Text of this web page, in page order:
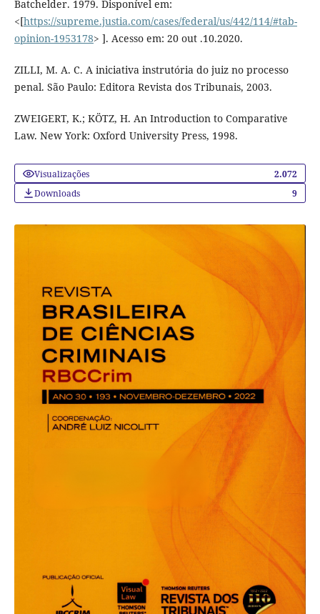
Batchelder. 1979. Disponível em:
<[https://supreme.justia.com/cases/federal/us/442/114/#tab-
opinion-1953178> ]. Acesso em: 20 out .10.2020.
ZILLI, M. A. C. A iniciativa instrutória do juiz no processo
penal. São Paulo: Editora Revista dos Tribunais, 2003.
ZWEIGERT, K.; KÖTZ, H. An Introduction to Comparative
Law. New York: Oxford University Press, 1998.
Visualizações
2.072
Downloads
9